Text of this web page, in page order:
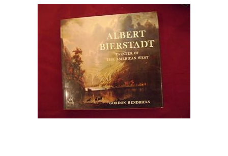
Verkäufer werden
SCHLIESSEN